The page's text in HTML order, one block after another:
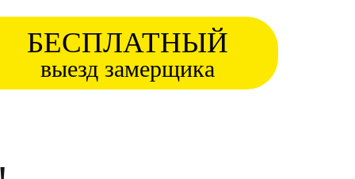
БЕСПЛАТНЫЙ
выезд замерщика